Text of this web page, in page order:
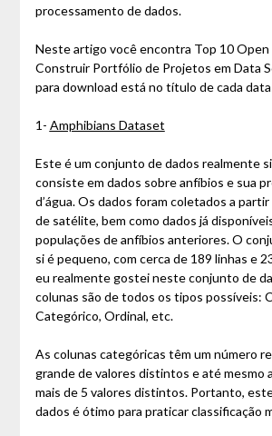
processamento de dados.
Neste artigo você encontra Top 10 Open
Construir Portfólio de Projetos em Data
para download está no título de cada
1- Amphibians Dataset
Este é um conjunto de dados realmente
consiste em dados sobre anfíbios e sua
d’água. Os dados foram coletados a
de satélite, bem como dados já
populações de anfíbios anteriores. O
si é pequeno, com cerca de 189 linhas e
eu realmente gostei neste conjunto de
colunas são de todos os tipos possíveis:
Categórico, Ordinal, etc.
As colunas categóricas têm um número
grande de valores distintos e até mesmo
mais de 5 valores distintos. Portanto,
dados é ótimo para praticar classificação